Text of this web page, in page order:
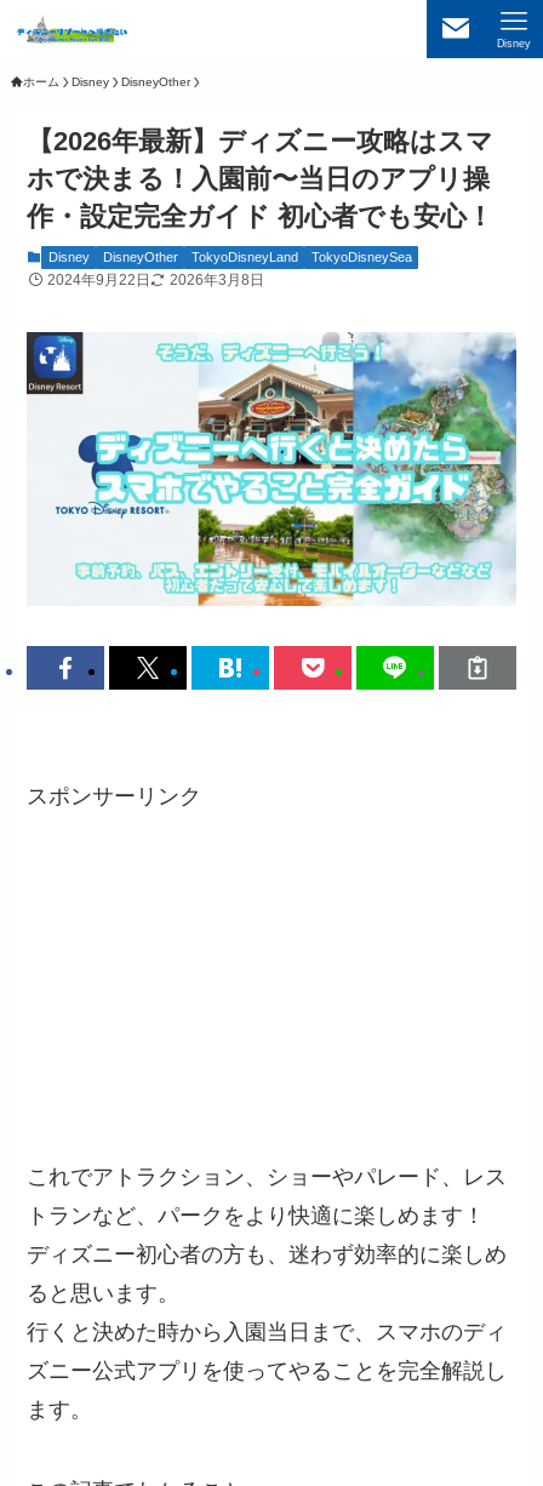
Disney
ホーム Disney DisneyOther
【2026年最新】ディズニー攻略はスマ
ホで決まる！入園前〜当日のアプリ操
作・設定完全ガイド 初心者でも安心！
Disney DisneyOther TokyoDisneyLand TokyoDisneySea
2024年9月22日 2026年3月8日
スポンサーリンク
これでアトラクション、ショーやパレード、レス
トランなど、パークをより快適に楽しめます！
ディズニー初心者の方も、迷わず効率的に楽しめ
ると思います。
行くと決めた時から入園当日まで、スマホのディ
ズニー公式アプリを使ってやることを完全解説し
ます。